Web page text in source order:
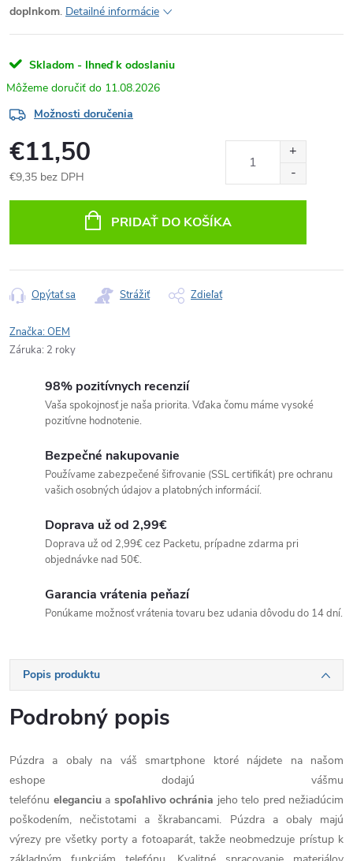
doplnkom. Detailné informácie
Skladom - Ihneď k odoslaniu
11.08.2026
Možnosti doručenia
€11,50
€9,35 bez DPH
PRIDAŤ DO KOŠÍKA
Opýtať sa Strážiť Zdieľať
Značka:OEM
Záruka: 2 roky
98% pozitívnych recenzií
Vaša spokojnosť je naša priorita. Vďaka čomu máme vysoké
pozitívne hodnotenie.
Bezpečné nakupovanie
Používame zabezpečené šifrovanie (SSL certifikát) pre ochranu
vašich osobných údajov a platobných informácií.
Doprava už od 2,99€
Doprava už od 2,99€ cez Packetu, prípadne zdarma pri
objednávke nad 50€.
Garancia vrátenia peňazí
Ponúkame možnosť vrátenia tovaru bez udania dôvodu do 14 dní.
Popis produktu
Podrobný popis
Púzdra a obaly na váš smartphone ktoré nájdete na našom
eshope dodajú vášmu
telefónu eleganciu a spoľahlivo ochránia jeho telo pred nežiadúcim
poškodením, nečistotami a škrabancami. Púzdra a obaly majú
výrezy pre všetky porty a fotoaparát, takže neobmedzuje prístup k